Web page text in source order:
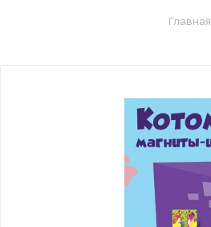
Главная